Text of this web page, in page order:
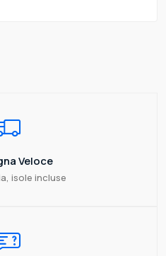
Veloce
isole incluse